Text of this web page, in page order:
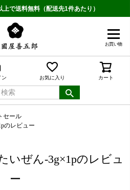
で送料無料（配送先1件あたり）
お買い物
ン お気に入り カート
セール
のレビュー
いぜん-3g×1pのレビュ
ー